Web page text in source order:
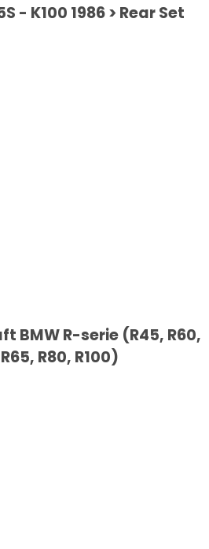
- K100 1986 > Rear Set
BMW R-serie (R45, R60,
R65, R80, R100)